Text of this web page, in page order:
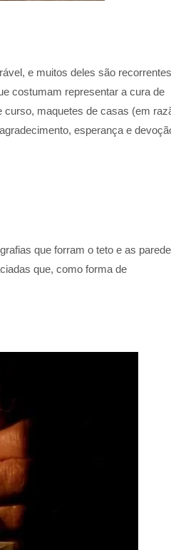
e muitos deles são
costumam representar a cura de
curso, maquetes de casas (em
esperança e
que forram o teto e as
que, como forma de